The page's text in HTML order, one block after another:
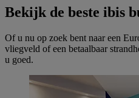
Bekijk de beste ibis
Of u nu op zoek bent naar een
vliegveld of een betaalbaar
u goed.